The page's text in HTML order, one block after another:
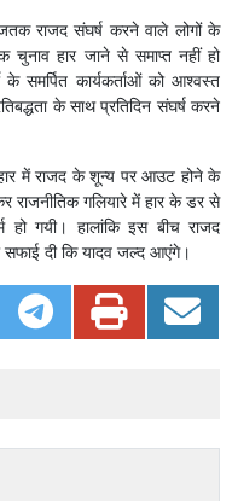
राजद संघर्ष करने वाले लोगों के
हार जाने से समाप्त नहीं हो
के समर्पित कार्यकर्ताओं को आश्वस्त
के साथ प्रतिदिन संघर्ष करने
में राजद के शून्य पर आउट होने के
राजनीतिक गलियारे में हार के डर से
हो गयी। हालांकि इस बीच राजद
सफाई दी कि यादव जल्द आएंगे।